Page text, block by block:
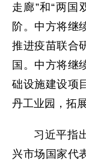
走廊”和“两国
阶。中方将继
推进疫苗联合
国。中方将继
础设施建设项
丹工业园，拓
习近平指
兴市场国家代